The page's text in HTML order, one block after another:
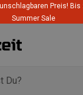
Preis! Bis
Summer Sale